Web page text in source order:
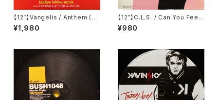
【12”】Vangelis / Anthem (Ta
kkyu Ishino Remix) (2002 F
IFA World Cup Official Anth
¥1,980
【12”】C.L.S. / Can You Feel I
t (Satellite) (3 Beat Record
s) (74321 58016 1)
¥980